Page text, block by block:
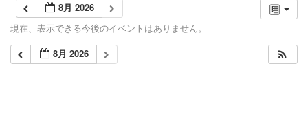
8月 2026
現在、表示できる今後のイベントはありません。
8月 2026